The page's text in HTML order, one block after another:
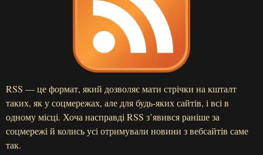
RSS — це формат, який дозволяє мати стрічки на кшталт
таких, як у соцмережах, але для будь-яких сайтів, і всі в
одному місці. Хоча насправді RSS з’явився раніше за
соцмережі й колись усі отримували новини з вебсайтів саме
так.